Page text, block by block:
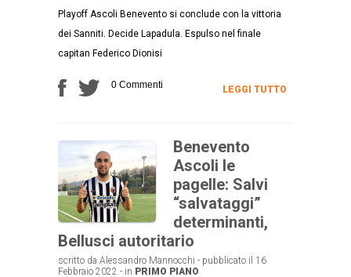
Playoff Ascoli Benevento si conclude con la vittoria
dei Sanniti. Decide Lapadula. Espulso nel finale
capitan Federico Dionisi
0 Commenti LEGGI TUTTO
Benevento
Ascoli le
pagelle: Salvi
“salvataggi”
determinanti,
Bellusci autoritario
scritto da Alessandro Mannocchi - pubblicato il 16
Febbraio 2022 - in PRIMO PIANO